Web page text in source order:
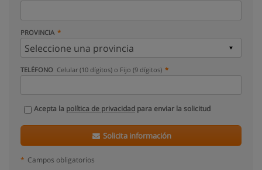
PROVINCIA
TELÉFONO Celular (10 dígitos) o Fijo (9 dígitos)
Acepta la política de privacidad para enviar la solicitud
Solicita información
* Campos obligatorios